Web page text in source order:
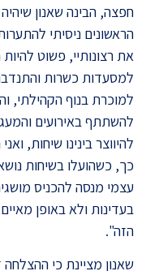
חפצה, הבינה שאנון
הראשונים ניסיתי
את רצונותיי, פשוט
למסעדות כשרות
למוכרת בנוף הקהילתי,
להשתתף באירועים
להיווצר בינינו שיחות,
כך, כשהועלו בשיחות
עצמי מנסה להכניס
בעדינות ולא באופן
הזה".
שאנון מציינת כי